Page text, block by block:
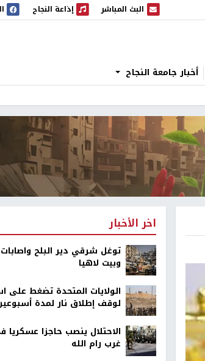
البث المباشر
البث المباشر إذاعة النجاح
إذاعة النجاح
أخبار جامعة النجاح
اخر الأخبار
توغل شرقي دير البلح
وبيت لاهيا
الولايات المتحدة تضغط على
لوقف إطلاق نار لمدة
الاحتلال ينصب حاجزا عسكريا
غرب رام الله